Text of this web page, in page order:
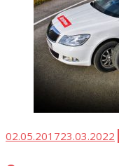
Опубликовано
02.05.201723.03.2022